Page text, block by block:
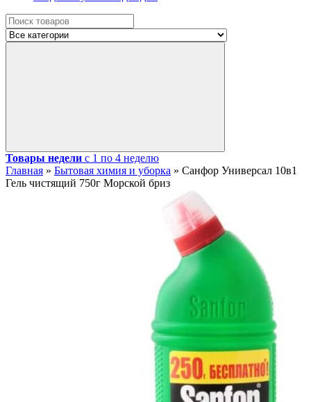
Товары недели с 1 по 4 неделю
Главная » Бытовая химия и уборка » Санфор Универсал 10в1
Гель чистящий 750г Морской бриз